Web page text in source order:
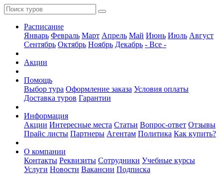
Расписание
Январь Февраль Март Апрель Май Июнь Июль Август
Сентябрь Октябрь Ноябрь Декабрь - Все -
Акции
Помощь
Выбор тура Оформление заказа Условия оплаты
Доставка туров Гарантии
Информация
Акции Интересные места Статьи Вопрос-ответ Отзывы
Прайс листы Партнеры Агентам Политика Как купить?
О компании
Контакты Реквизиты Сотрудники Учебные курсы
Услуги Новости Вакансии Подписка